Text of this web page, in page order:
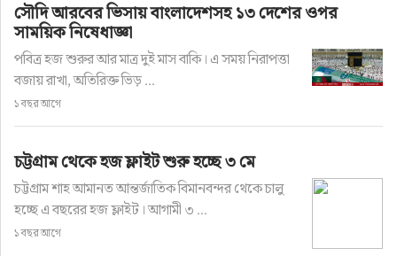
সৌদি আরবের ভিসায় বাংলাদেশসহ ১৩ দেশের ওপর
সাময়িক নিষেধাজ্ঞা
পবিত্র হজ শুরুর আর মাত্র দুই মাস বাকি। এ সময় নিরাপত্তা
বজায় রাখা, অতিরিক্ত ভিড় ...
১ বছর আগে
চট্টগ্রাম থেকে হজ ফ্লাইট শুরু হচ্ছে ৩ মে
চট্টগ্রাম শাহ আমানত আন্তর্জাতিক বিমানবন্দর থেকে চালু
হচ্ছে এ বছরের হজ ফ্লাইট। আগামী ৩ ...
১ বছর আগে